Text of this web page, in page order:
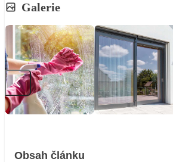
Galerie
Obsah článku